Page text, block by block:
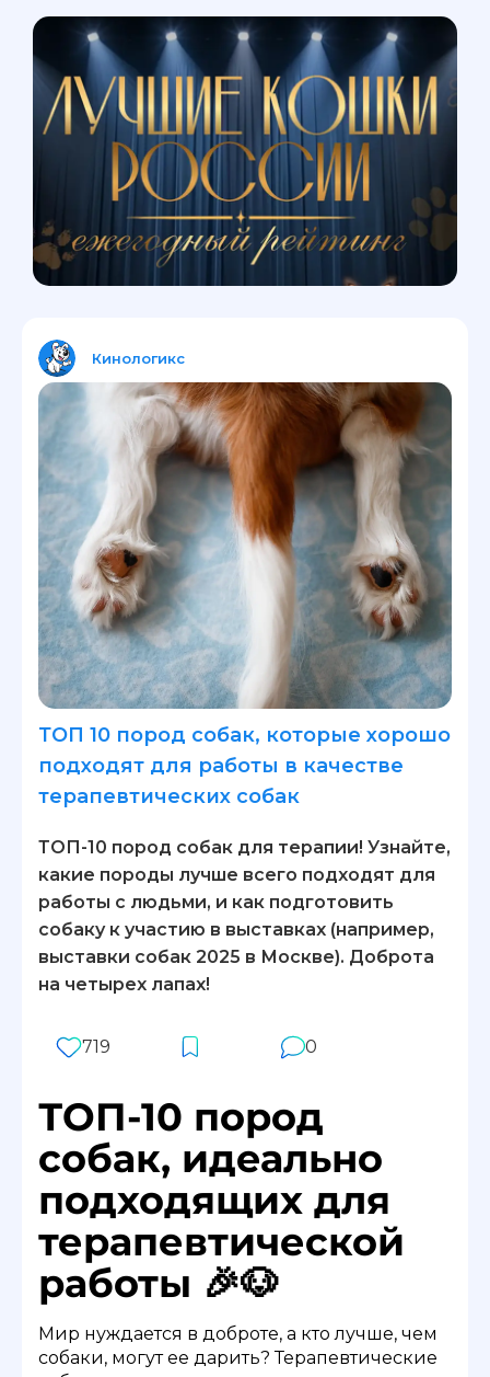
Кинологикс
ТОП 10 пород собак, которые хорошо
подходят для работы в качестве
терапевтических собак
ТОП-10 пород собак для терапии! Узнайте,
какие породы лучше всего подходят для
работы с людьми, и как подготовить
собаку к участию в выставках (например,
выставки собак 2025 в Москве). Доброта
на четырех лапах!
719 0
ТОП-10 пород
собак, идеально
подходящих для
терапевтической
работы 🎉🐶
Мир нуждается в доброте, а кто лучше, чем
собаки, могут ее дарить? Терапевтические